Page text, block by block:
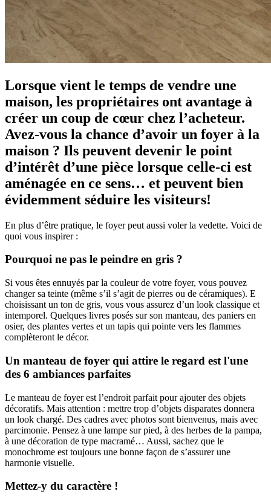
Lorsque vient le temps de vendre une
maison, les propriétaires ont avantage à
créer un coup de cœur chez l’acheteur.
Avez-vous la chance d’avoir un foyer à la
maison ? Ils peuvent devenir le point
d’intérêt d’une pièce lorsque celle-ci est
aménagée en ce sens… et peuvent bien
évidemment séduire les visiteurs!
En plus d’être pratique, le foyer peut aussi voler la vedette. Voici de
quoi vous inspirer :
Pourquoi ne pas le peindre en gris ?
Si vous êtes ennuyés par la couleur de votre foyer, vous pouvez
changer sa teinte (même s’il s’agit de pierres ou de céramiques). E
choisissant un ton de gris, vous vous assurez d’un look classique et
intemporel. Quelques livres posés sur son manteau, des paniers en
osier, des plantes vertes et un tapis qui pointe vers les flammes
complèteront le décor.
Un manteau de foyer qui attire le regard est l'une
des 6 ambiances parfaites
Le manteau de foyer est l’endroit parfait pour ajouter des objets
décoratifs. Mais attention : mettre trop d’objets disparates donnera
un look chargé. Des cadres avec photos sont bienvenus, mais avec
parcimonie. Pensez à une lampe sur pied, à des herbes de la pampa,
à une décoration de type macramé… Aussi, sachez que le
monochrome est toujours une bonne façon de s’assurer une
harmonie visuelle.
Mettez-y du caractère !